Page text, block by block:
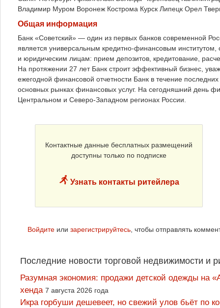
Владимир Муром Воронеж Кострома Курск Липецк Орел
Общая информация
Банк «Советский» — один из первых банков современной
является универсальным кредитно-финансовым
и юридическим лицам: прием депозитов, кредитование,
На протяжении 27 лет Банк строит эффективный бизнес,
ежегодной финансовой отчетности Банк в течение
основных рынках финансовых услуг. На сегодняшний день
Центральном и Северо-Западном регионах России.
Контактные данные бесплатных размещений
доступны только по подписке
Узнать контакты ритейлера
Войдите или зарегистрируйтесь, чтобы отправлять
Последние новости торговой недвижимости и
Разумная экономия: продажи детской одежды на
хенда 7 августа 2026 года
Икра горбуши дешевеет, но свежий улов бьёт по